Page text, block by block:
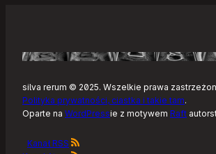
Linuksa
silva rerum © 2025. Wszelkie prawa
Polityka prywatności, ciastka i takie tam.
Oparte na WordPressie z motywem Raft
Kanał RSS